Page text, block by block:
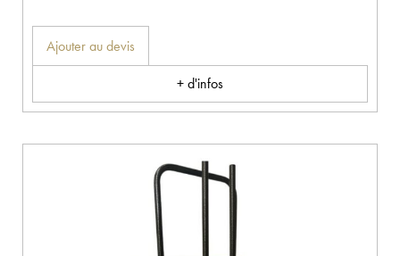
Ajouter au devis
+ d'infos